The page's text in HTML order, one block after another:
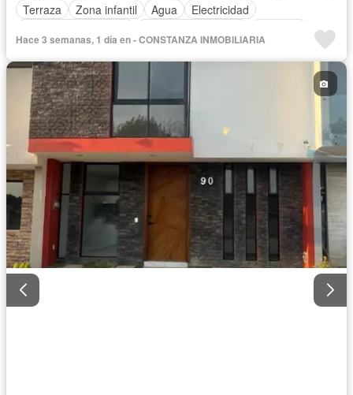
Terraza
Zona infantil Agua
Electricidad
Permite mascotas
Sin amueblar
Hace 3 semanas, 1 día en - CONSTANZA INMOBILIARIA